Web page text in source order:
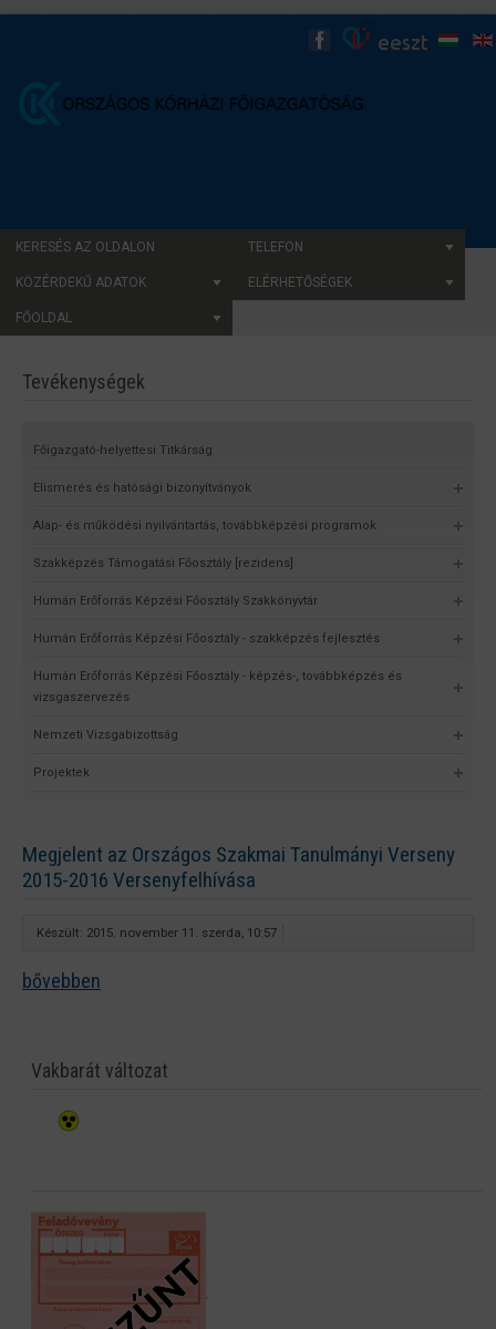
KERESÉS AZ OLDALON TELEFON
KÖZÉRDEKŰ ADATOK ELÉRHETŐSÉGEK
FŐOLDAL
Tevékenységek
Főigazgató-helyettesi Titkárság
Elismerés és hatósági bizonyítványok
Alap- és működési nyilvántartás, továbbképzési programok
Szakképzés Támogatási Főosztály [rezidens]
Humán Erőforrás Képzési Főosztály Szakkönyvtár
Humán Erőforrás Képzési Főosztály - szakképzés fejlesztés
Humán Erőforrás Képzési Főosztály - képzés-, továbbképzés és
vizsgaszervezés
Nemzeti Vizsgabizottság
Projektek
Megjelent az Országos Szakmai Tanulmányi Verseny
2015-2016 Versenyfelhívása
Készült: 2015. november 11. szerda, 10:57
bővebben
Vakbarát változat